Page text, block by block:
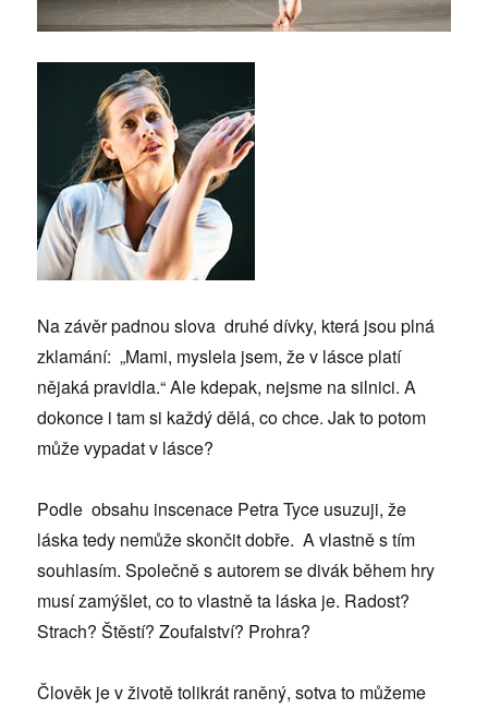
Na závěr padnou slova druhé dívky, která jsou plná
zklamání: „Mami, myslela jsem, že v lásce platí
nějaká pravidla.“ Ale kdepak, nejsme na silnici. A
dokonce i tam si každý dělá, co chce. Jak to potom
může vypadat v lásce?
Podle obsahu inscenace Petra Tyce usuzuji, že
láska tedy nemůže skončit dobře. A vlastně s tím
souhlasím. Společně s autorem se divák během hry
musí zamýšlet, co to vlastně ta láska je. Radost?
Strach? Štěstí? Zoufalství? Prohra?
Člověk je v životě tolikrát raněný, sotva to můžeme